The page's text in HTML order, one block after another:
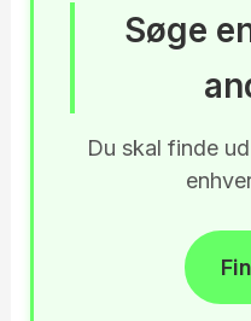
Søge
Du skal finde